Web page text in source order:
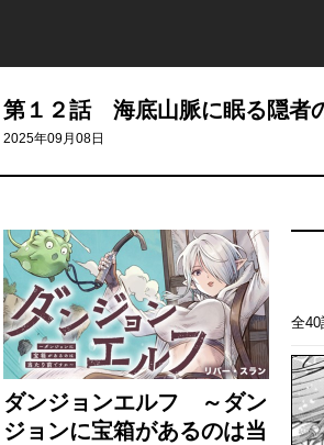
第１２話 海底山脈に眠る隠者
2025年09月08日
ダンジョンエルフ ～ダン
ジョンに宝箱があるのは当
全40